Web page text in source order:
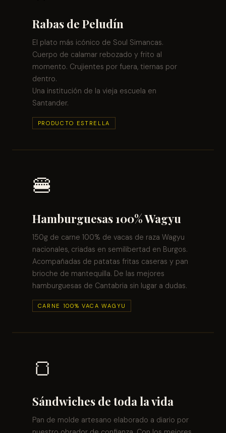
Rabas de Peludín
El plato más icónico de Soul Simancas.
Cuerpo de calamar rebozado y frito al
momento. Crujientes por fuera, tiernas por
dentro.
Una institución de la vieja escuela en
Santander.
PRODUCTO ESTRELLA
🍔
Hamburguesas 100% Wagyu
150g de carne 100% de vacas de raza Wagyu
nacionales, criadas en semilibertad en Burgos.
Acompañadas de patatas fritas caseras y pan
brioche de mantequilla. De las mejores
hamburguesas de Cantabria sin lugar a dudas.
CARNE 100% VACA WAGYU
🍞
Sándwiches de toda la vida
Pan de molde artesano elaborado a diario por